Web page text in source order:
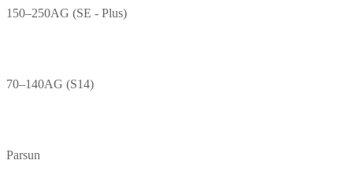
150–250AG (SE - Plus)
70–140AG (S14)
Parsun